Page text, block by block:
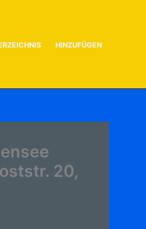
HINZUFÜGEN
20,